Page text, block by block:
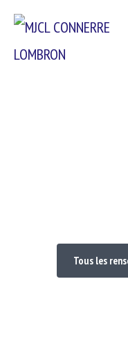
Passer
Tous les